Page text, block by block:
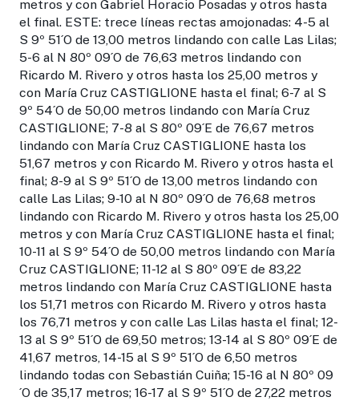
metros y con Gabriel Horacio Posadas y otros hasta
el final. ESTE: trece líneas rectas amojonadas: 4-5 al
S 9º 51´O de 13,00 metros lindando con calle Las Lilas;
5-6 al N 80º 09´O de 76,63 metros lindando con
Ricardo M. Rivero y otros hasta los 25,00 metros y
con María Cruz CASTIGLIONE hasta el final; 6-7 al S
9º 54´O de 50,00 metros lindando con María Cruz
CASTIGLIONE; 7-8 al S 80º 09´E de 76,67 metros
lindando con María Cruz CASTIGLIONE hasta los
51,67 metros y con Ricardo M. Rivero y otros hasta el
final; 8-9 al S 9º 51´O de 13,00 metros lindando con
calle Las Lilas; 9-10 al N 80º 09´O de 76,68 metros
lindando con Ricardo M. Rivero y otros hasta los 25,00
metros y con María Cruz CASTIGLIONE hasta el final;
10-11 al S 9º 54´O de 50,00 metros lindando con María
Cruz CASTIGLIONE; 11-12 al S 80º 09´E de 83,22
metros lindando con María Cruz CASTIGLIONE hasta
los 51,71 metros con Ricardo M. Rivero y otros hasta
los 76,71 metros y con calle Las Lilas hasta el final; 12-
13 al S 9º 51´O de 69,50 metros; 13-14 al S 80º 09´E de
41,67 metros, 14-15 al S 9º 51´O de 6,50 metros
lindando todas con Sebastián Cuiña; 15-16 al N 80º 09
´O de 35,17 metros; 16-17 al S 9º 51´O de 27,22 metros